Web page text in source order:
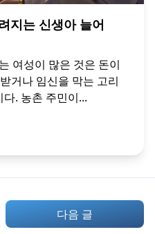
지는 신생아 늘어
여성이 많은 것은 돈이
거나 임신을 막는 고리
. 농촌 주민이...
다음 글